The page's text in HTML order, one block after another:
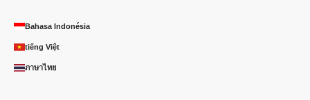
Bahasa Indonésia
tiếng Việt
ภาษาไทย